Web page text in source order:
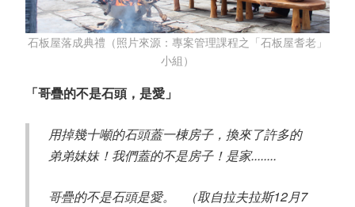
石板屋落成典禮（照片來源：專案管理課程之「石板屋耆老」
小組）
「哥疊的不是石頭，是愛」
用掉幾十噸的石頭蓋一棟房子，換來了許多的
弟弟妹妹！我們蓋的不是房子！是家........
哥疊的不是石頭是愛。 （取自拉夫拉斯12月7